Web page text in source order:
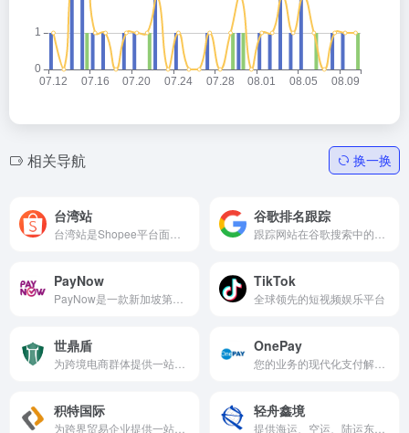
相关导航 换一换
台湾站 谷歌排名跟踪
PayNow TikTok
全球领先的短视频娱乐平台
世鼎盾 OnePay
积特国际 轻舟鑫境